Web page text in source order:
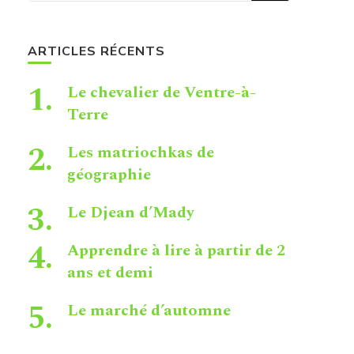
ARTICLES RÉCENTS
Le chevalier de Ventre-à-
Terre
Les matriochkas de
géographie
Le Djean d’Mady
Apprendre à lire à partir de 2
ans et demi
Le marché d’automne